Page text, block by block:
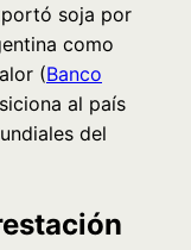
soja por
como
(Banco
al país
del